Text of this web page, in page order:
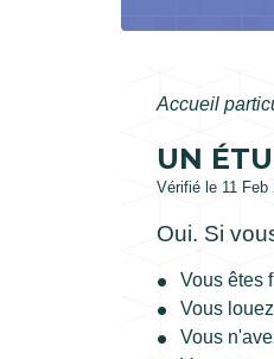
Accueil
UN
Vérifié le 11
Oui. Si
Vous êtes
Vous
Vous